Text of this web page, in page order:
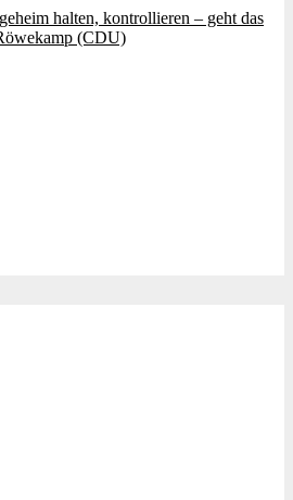
halten, kontrollieren – geht das
(CDU)